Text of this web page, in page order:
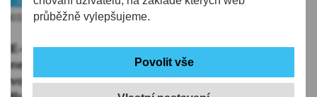
průběžně vylepšujeme.
03.01.2026 | 14:36
E-callem dnes byla hasičům nahlášena dopravní
nehoda. Po příjezdu první jednotky, již za 13 minut od
volání, bylo potvrzeno místo události. V obci